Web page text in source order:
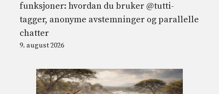
funksjoner: hvordan du bruker @tutti-
tagger, anonyme avstemninger og parallelle
chatter
9. august 2026